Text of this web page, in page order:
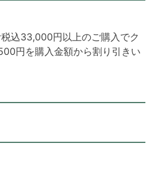
込33,000円以上のご購入でク
円を購入金額から割り引きい